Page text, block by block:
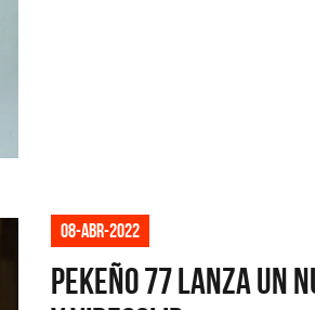
08-abr-2022
Pekeño 77 lanza un